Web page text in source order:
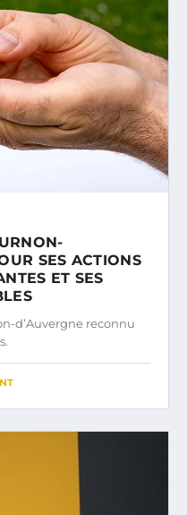
SES ACTIONS
ET SES
d’Auvergne reconnu